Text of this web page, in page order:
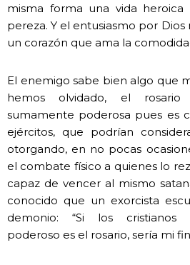
misma forma una vida
pereza. Y el entusiasmo por Dios
un corazón que ama la
El enemigo sabe bien algo que
hemos olvidado, el
sumamente poderosa pues es
ejércitos, que podrían
otorgando, en no pocas
el combate físico a quienes lo
capaz de vencer al mismo
conocido que un exorcista
demonio: “Si los cristianos
poderoso es el rosario, sería mi